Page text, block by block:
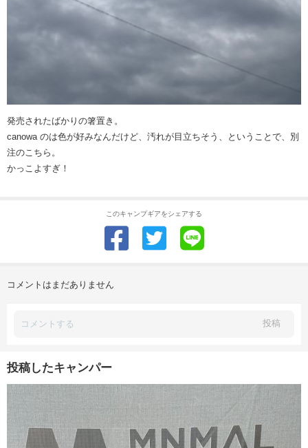
発売されたばかりの箸置き。
canowa のは色が好みなんだけど、汚れが目立ちそう、ということで、別
注のこちら。
かっこよすぎ！
このキャンプギアをシェアする
コメントはまだありません
投稿
投稿したキャンパー